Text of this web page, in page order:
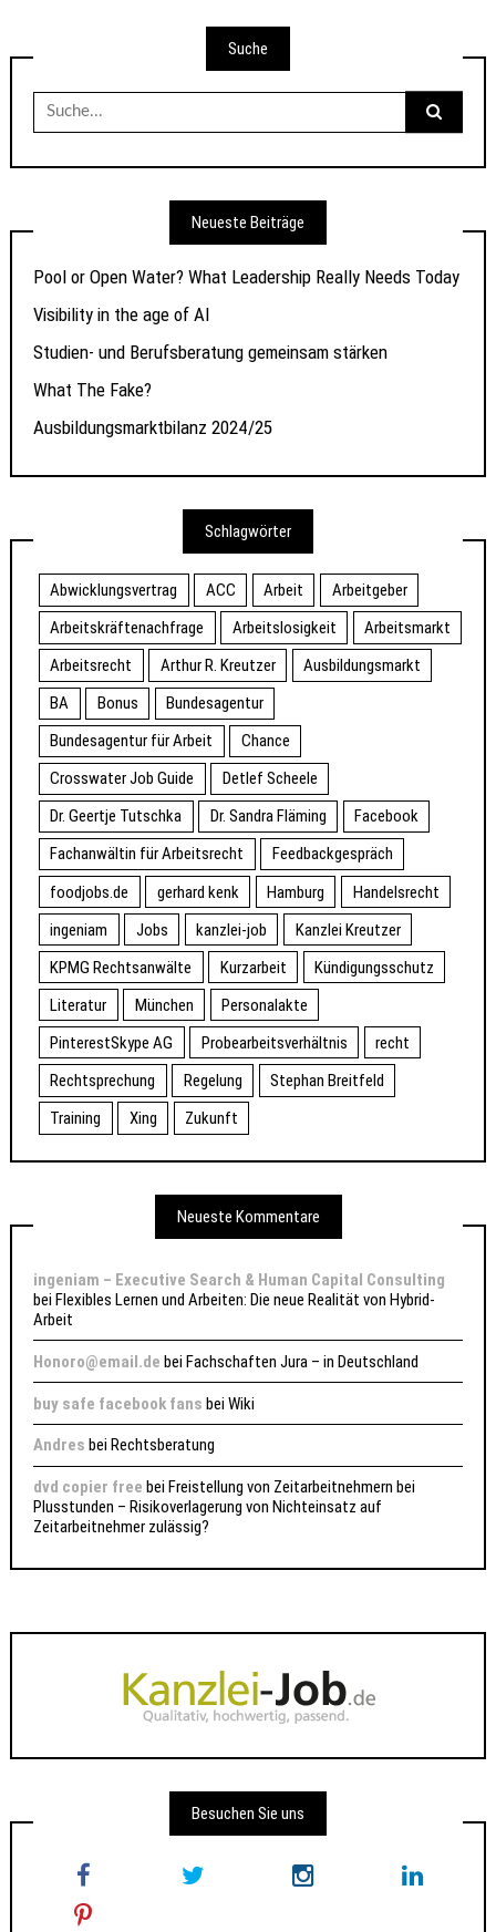
Suche
Suche
nach:
Neueste Beiträge
Pool or Open Water? What Leadership Really Needs Today
Visibility in the age of AI
Studien- und Berufsberatung gemeinsam stärken
What The Fake?
Ausbildungsmarktbilanz 2024/25
Schlagwörter
Abwicklungsvertrag ACC Arbeit
Arbeitgeber
Arbeitskräftenachfrage
Arbeitslosigkeit
Arbeitsmarkt
Arbeitsrecht
Arthur R. Kreutzer
Ausbildungsmarkt
BA
Bonus
Bundesagentur
Bundesagentur für Arbeit
Chance
Crosswater Job Guide
Detlef Scheele
Dr. Geertje Tutschka
Dr. Sandra Fläming
Facebook
Fachanwältin für Arbeitsrecht
Feedbackgespräch
foodjobs.de
gerhard kenk Hamburg
Handelsrecht
ingeniam
Jobs kanzlei-job
Kanzlei Kreutzer
KPMG Rechtsanwälte
Kurzarbeit
Kündigungsschutz
Literatur
München
Personalakte
PinterestSkype AG
Probearbeitsverhältnis
recht
Rechtsprechung
Regelung
Stephan Breitfeld
Training
Xing Zukunft
Neueste Kommentare
ingeniam – Executive Search & Human Capital Consulting
beiFlexibles Lernen und Arbeiten: Die neue Realität von Hybrid-
Arbeit
Honoro@email.de beiFachschaften Jura – in Deutschland
buy safe facebook fans beiWiki
Andres beiRechtsberatung
dvd copier free beiFreistellung von Zeitarbeitnehmern bei
Plusstunden – Risikoverlagerung von Nichteinsatz auf
Zeitarbeitnehmer zulässig?
Besuchen Sie uns